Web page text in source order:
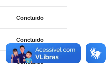
Concluído
Concluído
Concluído